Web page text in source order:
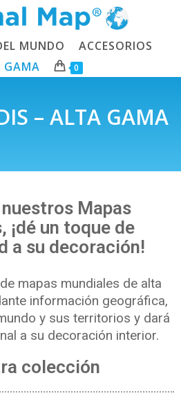
MUNDO
ACCESORIOS
GAMA
0
– ALTA GAMA
Mapas
¡dé un toque de
a su decoración!
mapas mundiales de alta
información geográfica,
y sus territorios y dará
a su decoración interior.
colección